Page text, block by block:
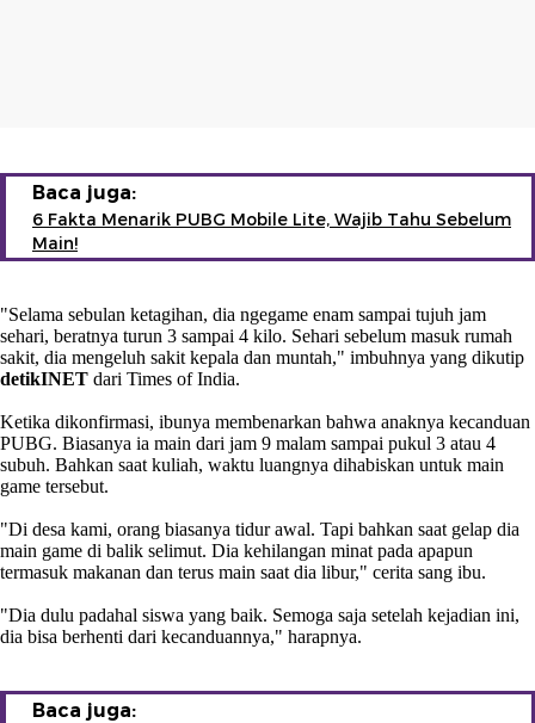
Baca juga:
6 Fakta Menarik PUBG Mobile Lite, Wajib Tahu Sebelum
Main!
"Selama sebulan ketagihan, dia ngegame enam sampai tujuh jam
sehari, beratnya turun 3 sampai 4 kilo. Sehari sebelum masuk rumah
sakit, dia mengeluh sakit kepala dan muntah," imbuhnya yang dikutip
detikINET dari Times of India.
Ketika dikonfirmasi, ibunya membenarkan bahwa anaknya kecanduan
PUBG. Biasanya ia main dari jam 9 malam sampai pukul 3 atau 4
subuh. Bahkan saat kuliah, waktu luangnya dihabiskan untuk main
game tersebut.
"Di desa kami, orang biasanya tidur awal. Tapi bahkan saat gelap dia
main game di balik selimut. Dia kehilangan minat pada apapun
termasuk makanan dan terus main saat dia libur," cerita sang ibu.
"Dia dulu padahal siswa yang baik. Semoga saja setelah kejadian ini,
dia bisa berhenti dari kecanduannya," harapnya.
Baca juga: